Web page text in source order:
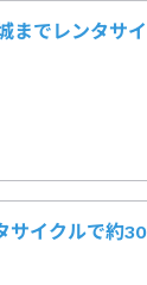
までレンタ
サイクルで